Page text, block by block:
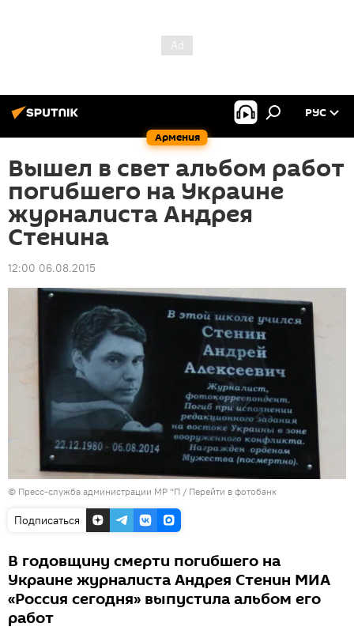
Армения
РУС
Вышел в свет альбом работ
погибшего на Украине
журналиста Андрея
Стенина
12:00 06.08.2015
© Пресс-служба администрации МР "П / Перейти в фотобанк
Подписаться
В годовщину смерти погибшего на
Украине журналиста Андрея Стенин МИА
«Россия сегодня» выпустила альбом его
работ